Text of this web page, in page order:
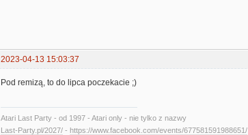
2023-04-13 15:03:37
Pod remizą, to do lipca poczekacie ;)
Atari Last Party - od 1997 - Atari only - nie tylko z nazwy
Last-Party.pl/2027/ - https://www.facebook.com/events/677581591988651/